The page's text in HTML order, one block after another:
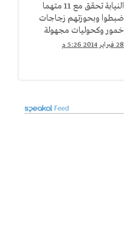
النيابة تحقق مع 11 متهما
ضبطوا وبحوزتهم زجاجات
خمور وكحوليات مجهولة
المصدر بأوسيم
28 فبراير 2014 5:26 م